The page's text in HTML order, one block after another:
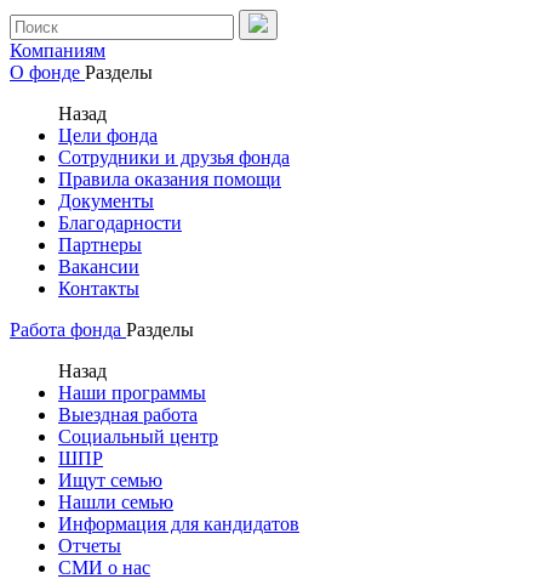
Компаниям
О фонде Разделы
Назад
Цели фонда
Сотрудники и друзья фонда
Правила оказания помощи
Документы
Благодарности
Партнеры
Вакансии
Контакты
Работа фонда Разделы
Назад
Наши программы
Выездная работа
Социальный центр
ШПР
Ищут семью
Нашли семью
Информация для кандидатов
Отчеты
СМИ о нас